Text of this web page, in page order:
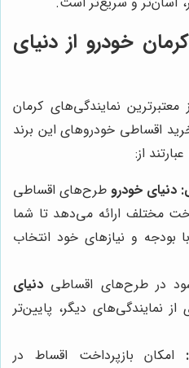
خودرو از دنیای
نمایندگی‌های کرمان
اقساطی خودروهای این برند
از:
دنیای خودرو طرح‌های اقساطی
مختلف ارائه می‌دهد تا شما
بودجه و نیازهای خود انتخاب
در طرح‌های اقساطی دنیای
نمایندگی‌های دیگر، پایین‌تر
امکان بازپرداخت اقساط در